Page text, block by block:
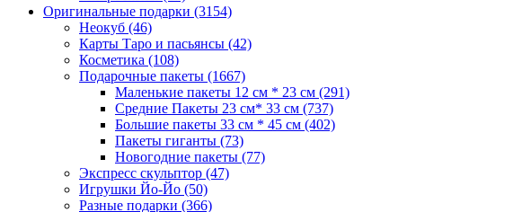
Оригинальные подарки (3154)
Неокуб (46)
Карты Таро и пасьянсы (42)
Косметика (108)
Подарочные пакеты (1667)
Маленькие пакеты 12 см * 23 см (291)
Средние Пакеты 23 см* 33 см (737)
Большие пакеты 33 см * 45 см (402)
Пакеты гиганты (73)
Новогодние пакеты (77)
Экспресс скульптор (47)
Игрушки Йо-Йо (50)
Разные подарки (366)